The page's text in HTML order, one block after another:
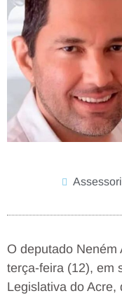
O deputado
terça-feira (12), em
Legislativa do